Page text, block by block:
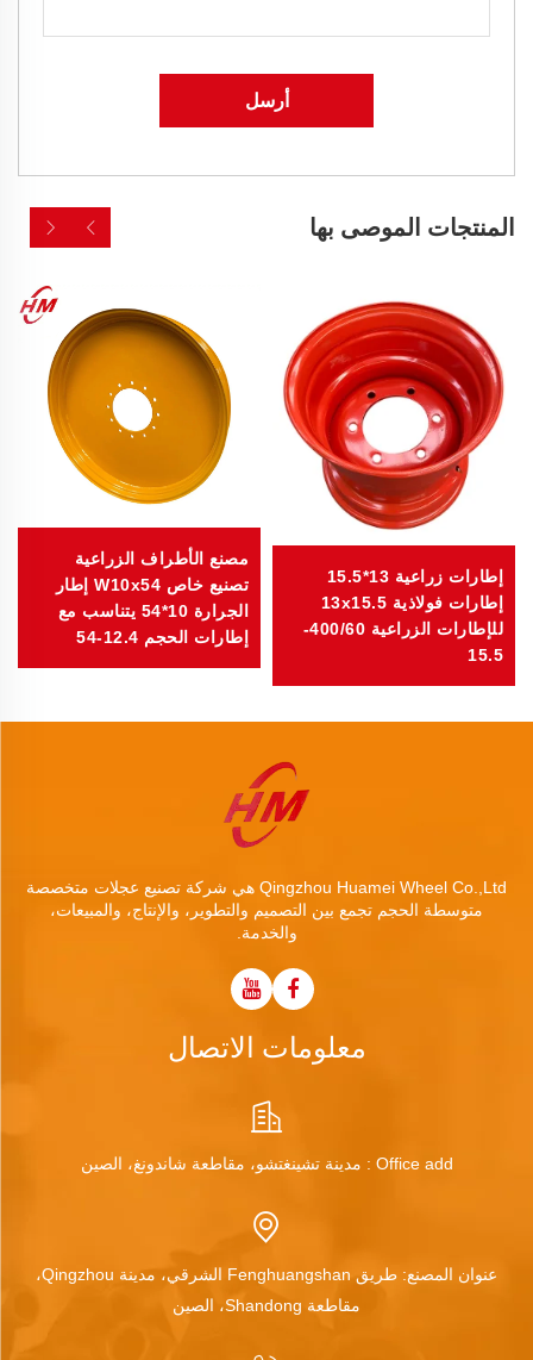
أرسل
المنتجات الموصى بها
إطارات زراعية 13*15.5
إطارات فولاذية 13x15.5
للإطارات الزراعية 400/60-
15.5
مصنع الأطراف الزراعية
تصنيع خاص W10x54 إطار
الجرارة 10*54 يتناسب مع
إطارات الحجم 12.4-54
Qingzhou Huamei Wheel Co.,Ltd هي شركة تصنيع عجلات متخصصة
متوسطة الحجم تجمع بين التصميم والتطوير، والإنتاج، والمبيعات،
والخدمة.
معلومات الاتصال
Office add : مدينة تشينغتشو، مقاطعة شاندونغ، الصين
عنوان المصنع: طريق Fenghuangshan الشرقي، مدينة Qingzhou،
مقاطعة Shandong، الصين